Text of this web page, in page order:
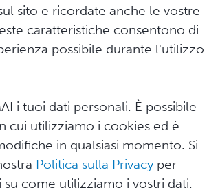
giorni lavorativi, ma
sito e ricordate anche le vostre
caratteristiche consentono di
possibile durante l'utilizzo
i tuoi dati personali. È possibile
cui utilizziamo i cookies ed è
in qualsiasi momento. Si
Politica sulla Privacy per
come utilizziamo i vostri dati.